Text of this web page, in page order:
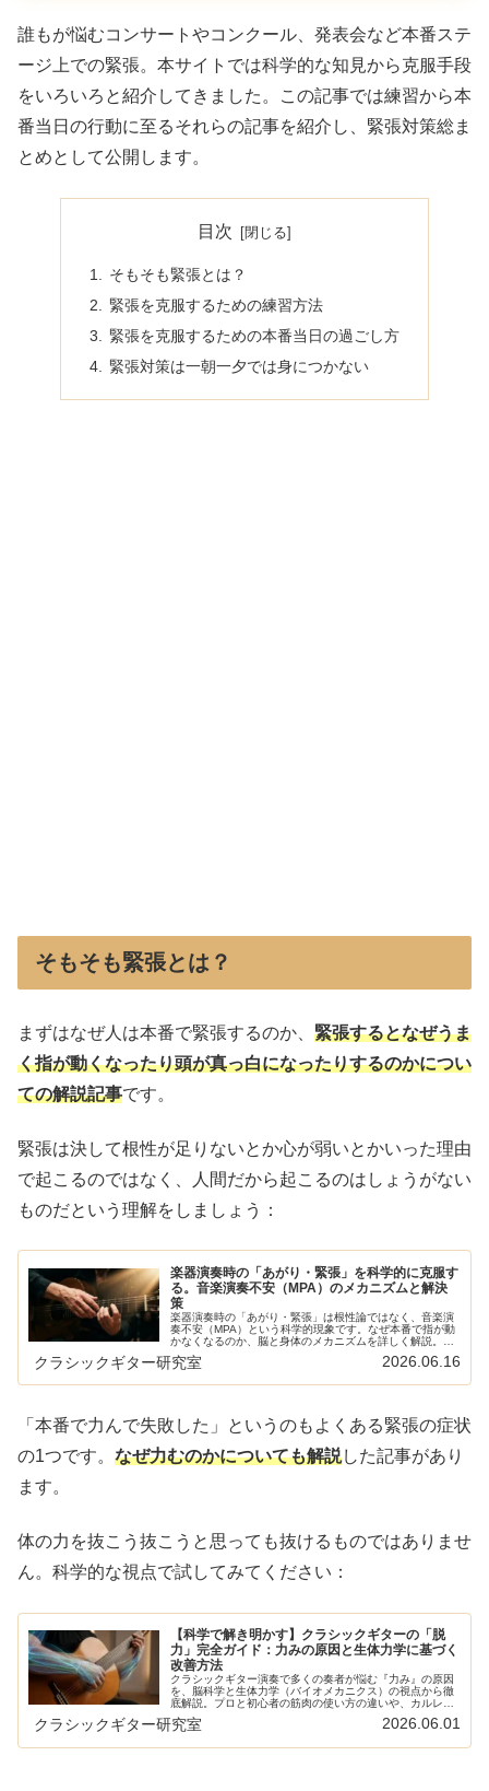
誰もが悩むコンサートやコンクール、発表会など本番ステ
ージ上での緊張。本サイトでは科学的な知見から克服手段
をいろいろと紹介してきました。この記事では練習から本
番当日の行動に至るそれらの記事を紹介し、緊張対策総ま
とめとして公開します。
目次
そもそも緊張とは？
緊張を克服するための練習方法
緊張を克服するための本番当日の過ごし方
緊張対策は一朝一夕では身につかない
そもそも緊張とは？
まずはなぜ人は本番で緊張するのか、 緊張するとなぜうま
く指が動くなったり頭が真っ白になったりするのかについ
ての解説記事です。
緊張は決して根性が足りないとか心が弱いとかいった理由
で起こるのではなく、人間だから起こるのはしょうがない
ものだという理解をしましょう：
楽器演奏時の「あがり・緊張」を科学的に克服す
る。音楽演奏不安（MPA）のメカニズムと解決
策
楽器演奏時の「あがり・緊張」は根性論ではなく、音楽演
奏不安（MPA）という科学的現象です。なぜ本番で指が動
かなくなるのか、脳と身体のメカニズムを詳しく解説。認
知行動療法やアレクサンダー・テクニーク、練習法など、
ピアノやギター奏者必見の科学的克服アプローチを網羅し
クラシックギター研究室 2026.06.16
「本番で力んで失敗した」というのもよくある緊張の症状
の1つです。 なぜ力むのかについても解説した記事があり
ます。
体の力を抜こう抜こうと思っても抜けるものではありませ
ん。科学的な視点で試してみてください：
【科学で解き明かす】クラシックギターの「脱
力」完全ガイド：力みの原因と生体力学に基づく
改善方法
クラシックギター演奏で多くの奏者が悩む『力み』の原因
を、脳科学と生体力学（バイオメカニクス）の視点から徹
底解説。プロと初心者の筋肉の使い方の違いや、カルレヴ
ァーロ奏法に基づく『腕の重み』の活かし方など、具体的
な脱力練習法を紹介します。
クラシックギター研究室 2026.06.01